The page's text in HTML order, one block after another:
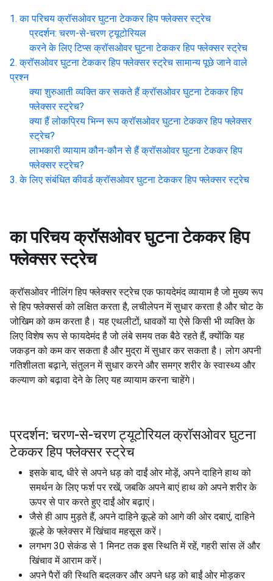
का परिचय क्रॉसओवर घुटना टेककर हिप फ्लेक्सर स्ट्रेच
प्रदर्शन: चरण-से-चरण ट्यूटोरियल
करने के लिए टिप्स क्रॉसओवर घुटना टेककर हिप फ्लेक्सर स्ट्रेच
क्रॉसओवर घुटना टेककर हिप फ्लेक्सर स्ट्रेच सामान्य पूछे जाने वाले
प्रश्न
क्या शुरुआती व्यक्ति कर सकते हैं क्रॉसओवर घुटना टेककर हिप
फ्लेक्सर स्ट्रेच?
क्या हैं लोकप्रिय भिन्न रूप क्रॉसओवर घुटना टेककर हिप फ्लेक्सर
स्ट्रेच?
लाभकारी व्यायाम कौन-कौन से हैं क्रॉसओवर घुटना टेककर हिप
फ्लेक्सर स्ट्रेच?
के लिए संबंधित कीवर्ड क्रॉसओवर घुटना टेककर हिप फ्लेक्सर स्ट्रेच
का परिचय क्रॉसओवर घुटना टेककर हिप
फ्लेक्सर स्ट्रेच
क्रॉसओवर नीलिंग हिप फ्लेक्सर स्ट्रेच एक फायदेमंद व्यायाम है जो मुख्य रूप
से हिप फ्लेक्सर्स को लक्षित करता है, लचीलेपन में सुधार करता है और चोट के
जोखिम को कम करता है। यह एथलीटों, धावकों या ऐसे किसी भी व्यक्ति के
लिए विशेष रूप से फायदेमंद है जो लंबे समय तक बैठे रहते हैं, क्योंकि यह
जकड़न को कम कर सकता है और मुद्रा में सुधार कर सकता है। लोग अपनी
गतिशीलता बढ़ाने, संतुलन में सुधार करने और समग्र शरीर के स्वास्थ्य और
कल्याण को बढ़ावा देने के लिए यह व्यायाम करना चाहेंगे।
प्रदर्शन: चरण-से-चरण ट्यूटोरियल क्रॉसओवर घुटना
टेककर हिप फ्लेक्सर स्ट्रेच
इसके बाद, धीरे से अपने धड़ को दाईं ओर मोड़ें, अपने दाहिने हाथ को
समर्थन के लिए फर्श पर रखें, जबकि अपने बाएं हाथ को अपने शरीर के
ऊपर से पार करते हुए दाईं ओर बढ़ाएं।
जैसे ही आप मुड़ते हैं, अपने दाहिने कूल्हे को आगे की ओर दबाएं, दाहिने
कूल्हे के फ्लेक्सर में खिंचाव महसूस करें।
लगभग 30 सेकंड से 1 मिनट तक इस स्थिति में रहें, गहरी सांस लें और
खिंचाव में आराम करें।
अपने पैरों की स्थिति बदलकर और अपने धड़ को बाईं ओर मोड़कर